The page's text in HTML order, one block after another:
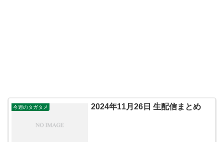
今週のタガタメ 2024年11月26日 生配信まとめ